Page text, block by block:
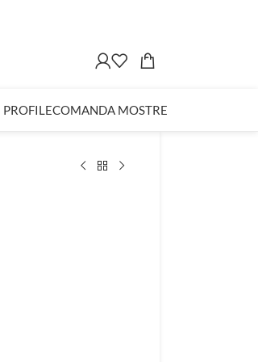
COMANDA MOSTRE